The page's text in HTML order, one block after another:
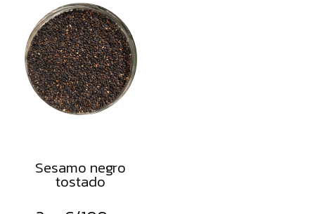
Sesamo negro
tostado